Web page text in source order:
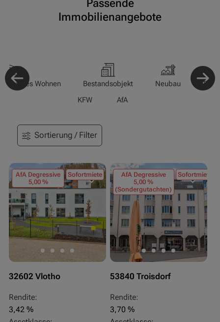
Passende
Immobilienangebote
Wohnen Bestandsobjekt Neubau
KFW
AfA
Sortierung / Filter
AfA Degressive
5,00 %
Sofortmiete
32602 Vlotho
Rendite:
3,42 %
AfA Degressive
5,00 %
(Sondergutachten)
Sofortmiete
53840 Troisdorf
Rendite:
3,70 %